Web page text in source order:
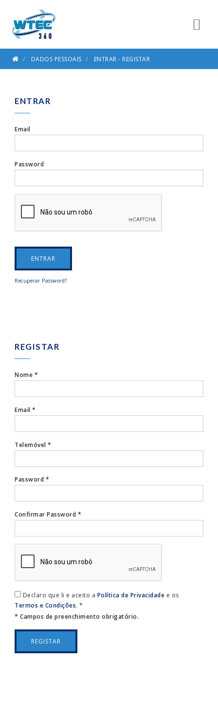
DADOS PESSOAIS ENTRAR - REGISTAR
ENTRAR
Email
Password
ENTRAR
Recuperar Password?
REGISTAR
Nome *
Email *
Telemóvel *
Password *
Confirmar Password *
Declaro que li e aceito a Política de Privacidade e os
Termos e Condições. *
* Campos de preenchimento obrigatório.
REGISTAR